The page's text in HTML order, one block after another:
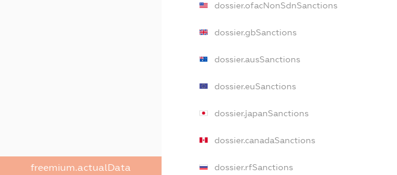
freemium.actualData
dossier.ofacNonSdnSanctions
dossier.gbSanctions
dossier.ausSanctions
dossier.euSanctions
dossier.japanSanctions
dossier.canadaSanctions
dossier.rfSanctions